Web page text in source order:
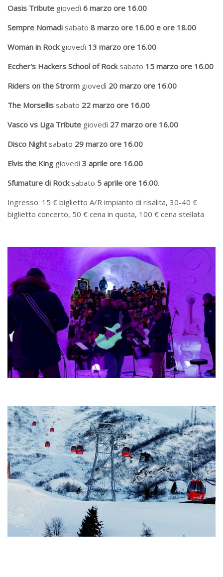
Oasis Tribute giovedì 6 marzo ore 16.00
Sempre Nomadi sabato 8 marzo ore 16.00 e ore 18.00
Woman in Rock giovedì 13 marzo ore 16.00
Eccher's Hackers School of Rock sabato 15 marzo ore 16.00
Riders on the Strorm giovedì 20 marzo ore 16.00
The Morsellis sabato 22 marzo ore 16.00
Vasco vs Liga Tribute giovedì 27 marzo ore 16.00
Disco Night sabato 29 marzo ore 16.00
Elvis the King giovedì 3 aprile ore 16.00
Sfumature di Rock sabato 5 aprile ore 16.00.
Ingresso: 15 € biglietto A/R impianto di risalita, 30-40 €
biglietto concerto, 50 € cena in quota, 100 € cena stellata